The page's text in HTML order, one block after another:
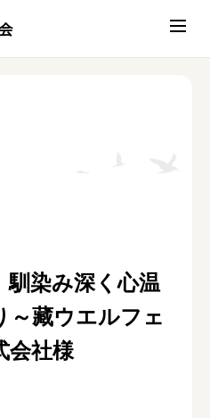
馴染み深く心温
～藏ウエルフェ
会社様